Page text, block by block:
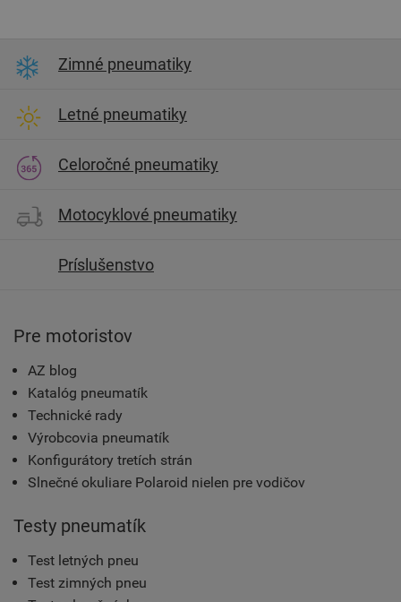
Zimné pneumatiky
Letné pneumatiky
Celoročné pneumatiky
Motocyklové pneumatiky
Príslušenstvo
Pre motoristov
AZ blog
Katalóg pneumatík
Technické rady
Výrobcovia pneumatík
Konfigurátory tretích strán
Slnečné okuliare Polaroid nielen pre vodičov
Testy pneumatík
Test letných pneu
Test zimných pneu